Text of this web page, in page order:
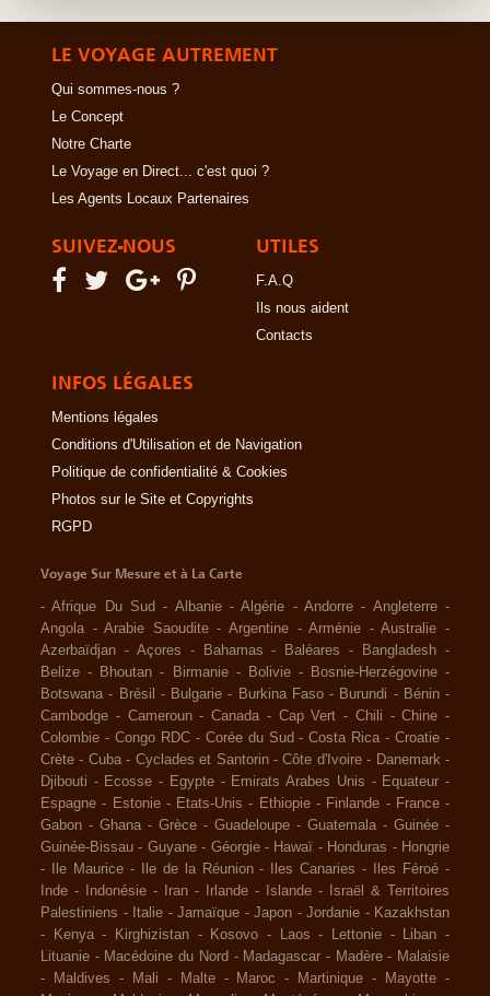
LE VOYAGE AUTREMENT
Qui sommes-nous ?
Le Concept
Notre Charte
Le Voyage en Direct... c'est quoi ?
Les Agents Locaux Partenaires
SUIVEZ-NOUS UTILES
F.A.Q
Ils nous aident
Contacts
INFOS LÉGALES
Mentions légales
Conditions d'Utilisation et de Navigation
Politique de confidentialité & Cookies
Photos sur le Site et Copyrights
RGPD
Voyage Sur Mesure et à La Carte
-Afrique Du Sud - Albanie -Algérie -Andorre - Angleterre -
Angola -Arabie Saoudite -Argentine -Arménie -Australie -
Azerbaïdjan - Açores - Bahamas - Baléares - Bangladesh -
Belize - Bhoutan - Birmanie - Bolivie - Bosnie-Herzégovine -
Botswana - Brésil - Bulgarie - Burkina Faso - Burundi - Bénin -
Cambodge - Cameroun - Canada - Cap Vert - Chili -Chine -
Colombie - Congo RDC - Corée du Sud -Costa Rica -Croatie -
Crète - Cuba - Cyclades et Santorin -Côte d'Ivoire - Danemark -
Djibouti - Ecosse - Egypte - Emirats Arabes Unis - Equateur -
Espagne - Estonie - Etats-Unis - Ethiopie - Finlande - France -
Gabon - Ghana - Grèce - Guadeloupe - Guatemala - Guinée -
Guinée-Bissau - Guyane - Géorgie - Hawaï - Honduras - Hongrie
-
Ile Maurice - Ile de la Réunion - Iles Canaries - Iles Féroé -
Inde - Indonésie - Iran - Irlande - Islande -
Israël & Territoires
Palestiniens - Italie - Jamaïque - Japon - Jordanie - Kazakhstan
-
Kenya - Kirghizistan - Kosovo - Laos - Lettonie - Liban -
Lituanie - Macédoine du Nord - Madagascar - Madère - Malaisie
-
Maldives - Mali - Malte - Maroc - Martinique - Mayotte -